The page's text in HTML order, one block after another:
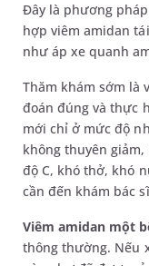
Đây là phương
hợp viêm amidan
như áp xe quanh
Thăm khám sớm là
đoán đúng và thực
mới chỉ ở mức độ
không thuyên
độ C, khó thở, khó
cần đến khám bác
Viêm amidan một
thông thường. Nếu